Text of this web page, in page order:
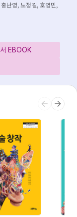
난영, 노정길, 호영민,
EBOOK